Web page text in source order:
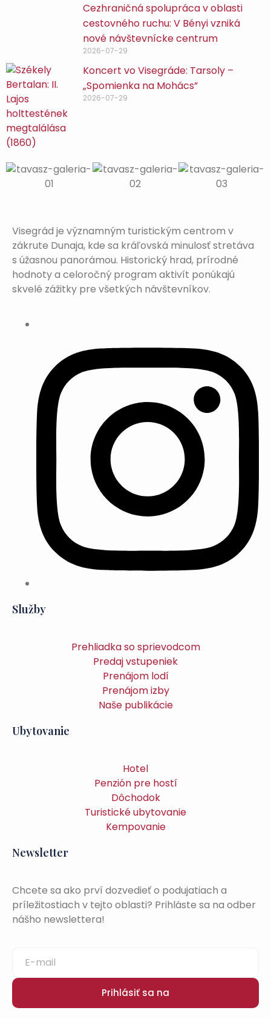
Cezhraničná spolupráca v oblasti
cestovného ruchu: V Bényi vzniká
nové návštevnícke centrum
2026-07-29
Koncert vo Visegráde: Tarsoly –
„Spomienka na Mohács”
2026-07-29
Visegrád je významným turistickým centrom v
zákrute Dunaja, kde sa kráľovská minulosť stretáva
s úžasnou panorámou. Historický hrad, prírodné
hodnoty a celoročný program aktivít ponúkajú
skvelé zážitky pre všetkých návštevníkov.
Služby
Prehliadka so sprievodcom
Predaj vstupeniek
Prenájom lodí
Prenájom izby
Naše publikácie
Ubytovanie
Hotel
Penzión pre hostí
Dôchodok
Turistické ubytovanie
Kempovanie
Newsletter
Chcete sa ako prví dozvedieť o podujatiach a
príležitostiach v tejto oblasti? Prihláste sa na odber
nášho newslettera!
Prihlásiť sa na